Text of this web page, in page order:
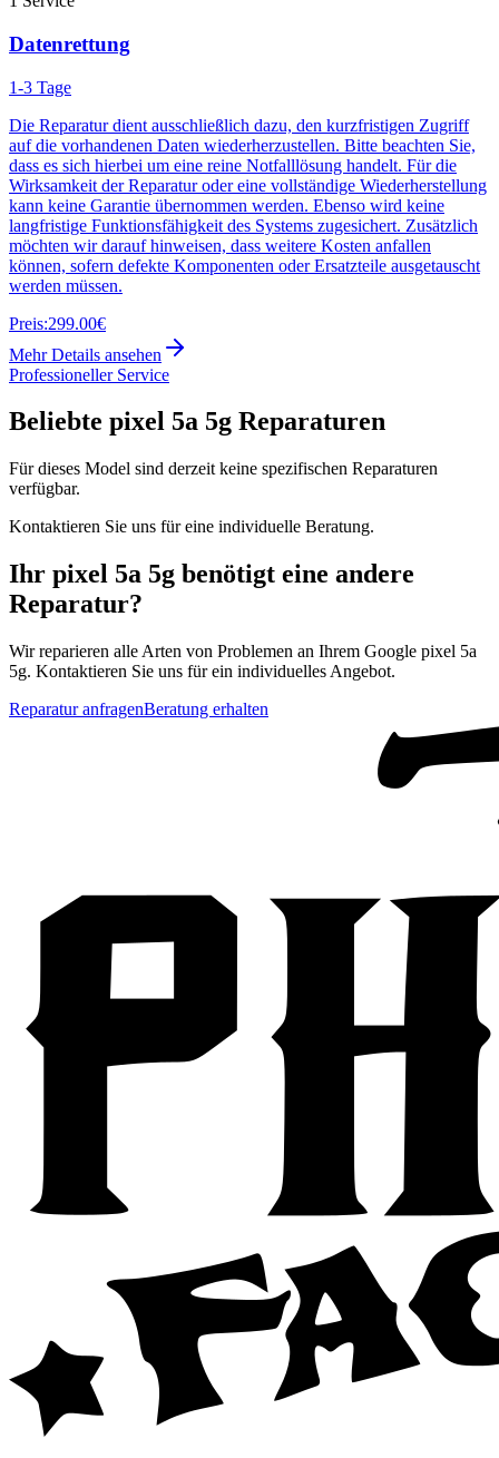
Datenrettung
1-3 Tage
Die Reparatur dient ausschließlich dazu, den kurzfristigen Zugriff
auf die vorhandenen Daten wiederherzustellen. Bitte beachten Sie,
dass es sich hierbei um eine reine Notfalllösung handelt. Für die
Wirksamkeit der Reparatur oder eine vollständige Wiederherstellung
kann keine Garantie übernommen werden. Ebenso wird keine
langfristige Funktionsfähigkeit des Systems zugesichert. Zusätzlich
möchten wir darauf hinweisen, dass weitere Kosten anfallen
können, sofern defekte Komponenten oder Ersatzteile ausgetauscht
werden müssen.
Preis:299.00€
Mehr Details ansehen
Professioneller Service
Beliebte pixel 5a 5g Reparaturen
Für dieses Model sind derzeit keine spezifischen Reparaturen
verfügbar.
Kontaktieren Sie uns für eine individuelle Beratung.
Ihr pixel 5a 5g benötigt eine andere
Reparatur?
Wir reparieren alle Arten von Problemen an Ihrem Google pixel 5a
5g. Kontaktieren Sie uns für ein individuelles Angebot.
Reparatur anfragenBeratung erhalten